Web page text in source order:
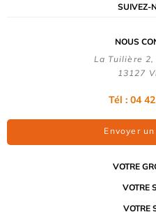
SUIVEZ-
NOUS
La Tuilière 2,
13127
Tél : 04
Envoyer
VOTRE
VOTRE
VOTRE